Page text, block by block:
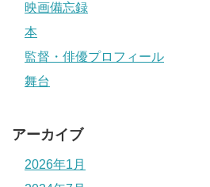
映画備忘録
本
監督・俳優プロフィール
舞台
アーカイブ
2026年1月